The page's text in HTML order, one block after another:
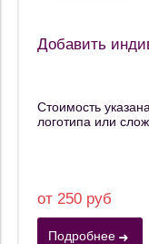
Добавить
Стоимость
логотипа или
от 250 руб
Подробнее